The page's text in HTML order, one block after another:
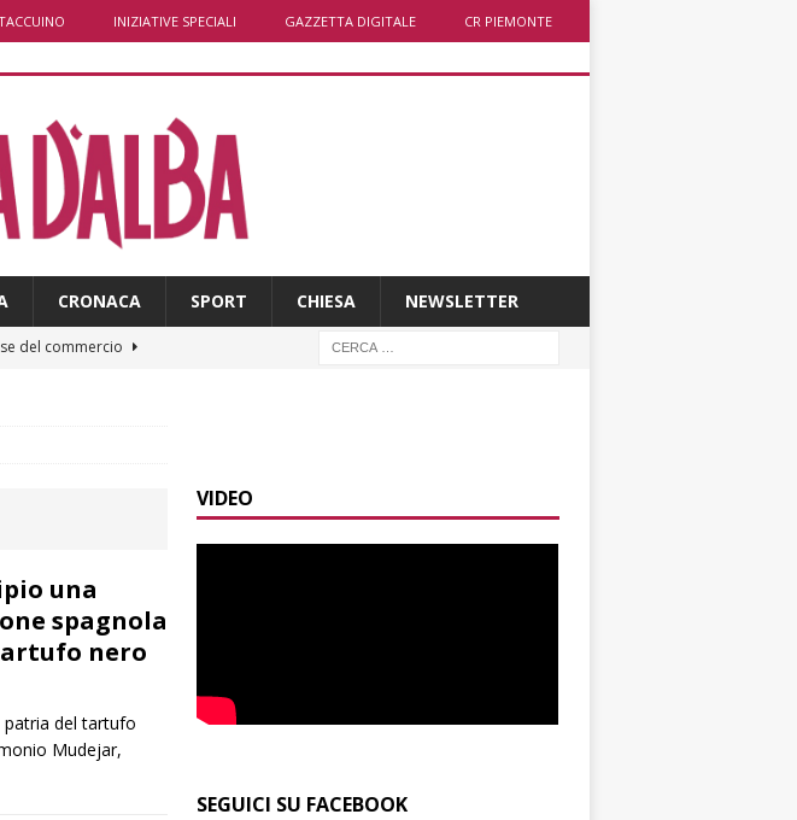
INIZIATIVE SPECIALI GAZZETTA DIGITALE CR PIEMONTE
CRONACA SPORT CHIESA NEWSLETTER
del commercio
in Serie B1 con una
La Stampa
ALBA
Alba a Roddi
una
spagnola
nero
patria del tartufo
Mudejar,
VIDEO
SEGUICI SU FACEBOOK